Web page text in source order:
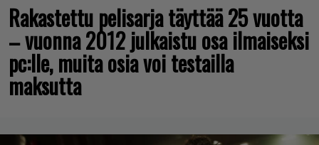
Rakastettu pelisarja täyttää 25 vuotta
– vuonna 2012 julkaistu osa ilmaiseksi
pc:lle, muita osia voi testailla
maksutta